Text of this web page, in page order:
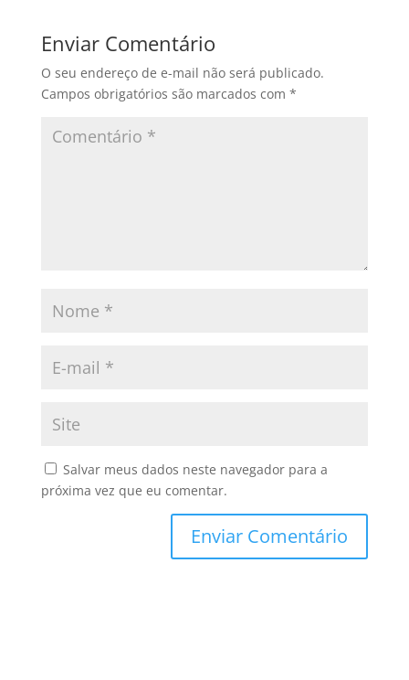
Enviar Comentário
O seu endereço de e-mail não será publicado.
Campos obrigatórios são marcados com *
Salvar meus dados neste navegador para a
próxima vez que eu comentar.